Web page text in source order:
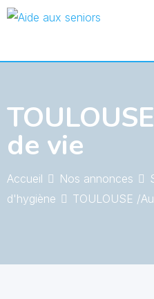
Skip
de vie
Accueil Nos annonces
d'hygiène
TOULOUSE /